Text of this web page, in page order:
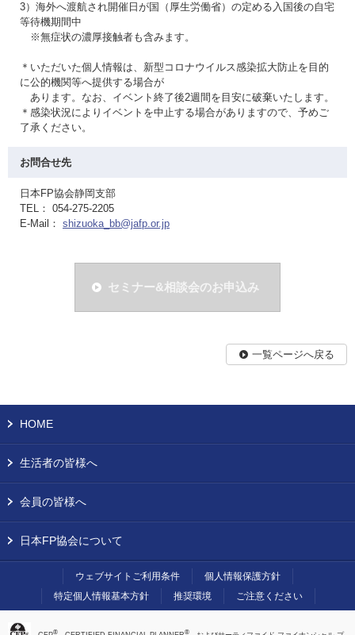
3）海外へ渡航され開催日が国（厚生労働省）の定める入国後の自宅
等待機期間中
※無症状の濃厚接触者も含みます。
＊いただいた個人情報は、新型コロナウイルス感染拡大防止を目的
に公的機関等へ提供する場合が
あります。なお、イベント終了後2週間を目安に破棄いたします。
＊感染状況によりイベントを中止する場合がありますので、予めご
了承ください。
お問合せ先
日本FP協会静岡支部
TEL： 054-275-2205
E-Mail： shizuoka_bb@jafp.or.jp
セミナー&相談会のお申込み
一覧ページへ戻る
HOME
生活者の皆様へ
会員の皆様へ
日本FP協会について
ウェブサイトご利用条件
個人情報保護方針
特定個人情報基本方針
推奨環境 ご注意ください
® ®